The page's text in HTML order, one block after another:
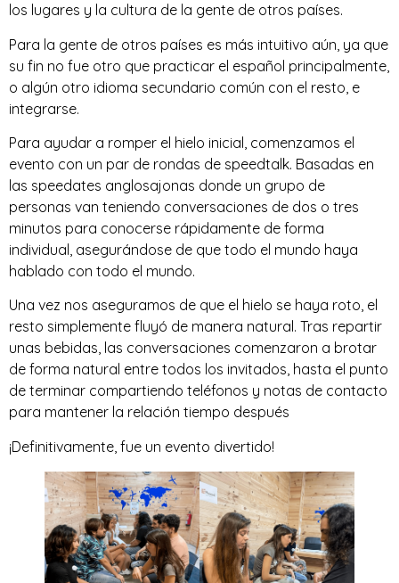
los lugares y la cultura de la gente de otros países.
Para la gente de otros países es más intuitivo aún, ya que
su fin no fue otro que practicar el español principalmente,
o algún otro idioma secundario común con el resto, e
integrarse.
Para ayudar a romper el hielo inicial, comenzamos el
evento con un par de rondas de speedtalk. Basadas en
las speedates anglosajonas donde un grupo de
personas van teniendo conversaciones de dos o tres
minutos para conocerse rápidamente de forma
individual, asegurándose de que todo el mundo haya
hablado con todo el mundo.
Una vez nos aseguramos de que el hielo se haya roto, el
resto simplemente fluyó de manera natural. Tras repartir
unas bebidas, las conversaciones comenzaron a brotar
de forma natural entre todos los invitados, hasta el punto
de terminar compartiendo teléfonos y notas de contacto
para mantener la relación tiempo después
¡Definitivamente, fue un evento divertido!